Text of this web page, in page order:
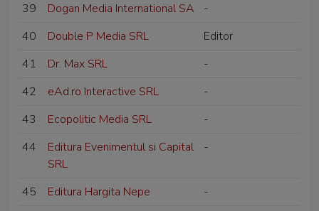
39
Dogan Media International SA
-
40
Double P Media SRL
Editor
41
Dr. Max SRL
-
42
eAd.ro Interactive SRL
-
43
Ecopolitic Media SRL
-
44
Editura Evenimentul si Capital
SRL
-
45 Editura Hargita Nepe
-